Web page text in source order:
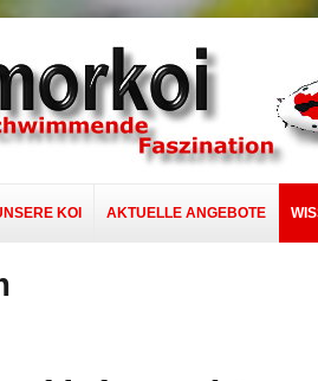
KOI AKTUELLE ANGEBOTE